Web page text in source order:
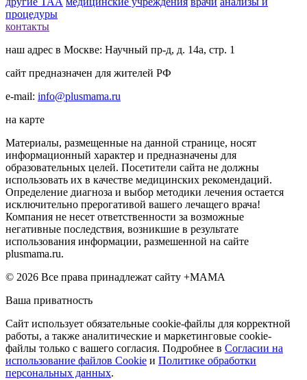
процедуры
контакты
наш адрес в Москве: Научный пр-д, д. 14а, стр. 1
сайт предназначен для жителей РФ
e-mail: info@plusmama.ru
на карте
Материалы, размещенные на данной странице, носят
информационный характер и предназначены для
образовательных целей. Посетители сайта не должны
использовать их в качестве медицинских рекомендаций.
Определение диагноза и выбор методики лечения остается
исключительно прерогативой вашего лечащего врача!
Компания не несет ответственности за возможные
негативные последствия, возникшие в результате
использования информации, размешенной на сайте
plusmama.ru.
© 2026 Все права принадлежат сайту +МАМА
Ваша приватность
Сайт использует обязательные cookie-файлы для корректной
работы, а также аналитические и маркетинговые cookie-
файлы только с вашего согласия. Подробнее в Согласии на
использование файлов Cookie и Политике обработки
персональных данных.